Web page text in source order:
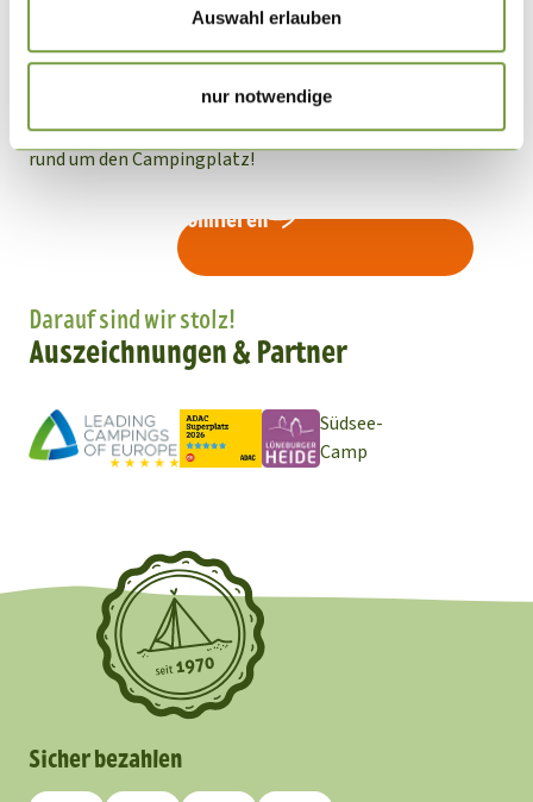
Auswahl erlauben
nur notwendige
Südsee-Camp News
Die Flaschenpost aus der Südsee! Mit unserem Südsee-
Camp Newsletter verpasst du keine Neuigkeiten mehr
rund um den Campingplatz!
Newsletter abonnieren
Darauf sind wir stolz!
Auszeichnungen & Partner
Südsee-
Camp
Sicher bezahlen